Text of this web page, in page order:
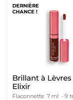
DERNIÈRE
CHANCE !
Brillant à
Elixir
Flaconnette 7 ml - 9